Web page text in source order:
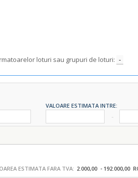
loturi sau grupuri de loturi: -
VALOARE ESTIMATA INTRE:
ESTIMATA FARA TVA: 2.000,00 - 192.000,00